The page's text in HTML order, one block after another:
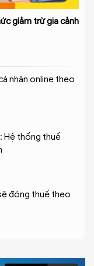
giảm trừ gia cảnh
nhân online theo
Hệ thống thuế
đóng thuế theo